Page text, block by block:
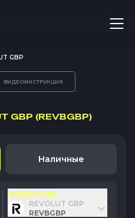
GBP
ВИДЕОИНСТРУКЦИЯ
GBP (REVBGBP)
Наличные
ПОЛУЧАЮ
REVOLUT GBP
REVBGBP